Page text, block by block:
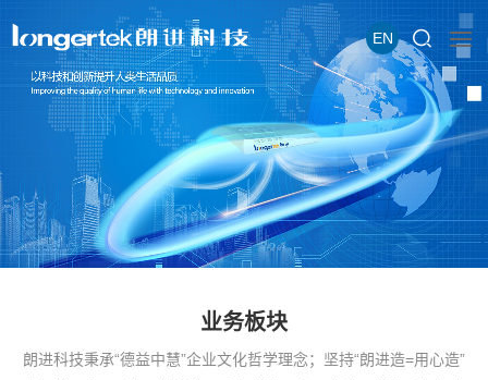
EN
业务板块
朗进科技秉承“德益中慧”企业文化哲学理念；坚持“朗进造=用心造”